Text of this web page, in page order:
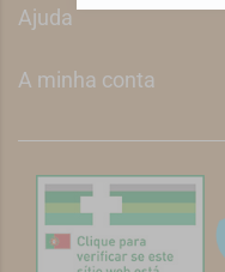
Ajuda
A minha conta